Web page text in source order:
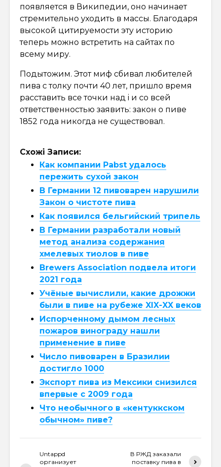
появляется в Википедии, оно начинает
стремительно уходить в массы. Благодаря
высокой цитируемости эту историю
теперь можно встретить на сайтах по
всему миру.
Подытожим. Этот миф сбивал любителей
пива с толку почти 40 лет, пришло время
расставить все точки над i и со всей
ответственностью заявить: закон о пиве
1852 года никогда не существовал.
Схожі Записи:
Как компании Pabst удалось
пережить сухой закон
В Германии 12 пивоварен нарушили
Закон о чистоте пива
Как появился бельгийский трипель
В Германии разработали новый
метод анализа содержания
хмелевых тиолов в пиве
Brewers Association подвела итоги
2021 года
Учёные вычислили, какие дрожжи
были в пиве на рубеже XIX-XX веков
Испорченному дымом лесных
пожаров винограду нашли
применение в пиве
Число пивоварен в Бразилии
достигло 1000
Экспорт пива из Мексики снизился
впервые с 2009 года
Что необычного в «кентуккском
обычном» пиве?
Untappd
организует
В РЖД заказали
поставку пива в